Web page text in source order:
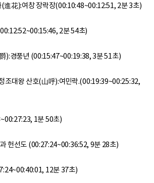
進花):여창 장락장(00:10:48~00:12:51, 2분 3초)
2분 54초)
):경풍년 (00:15:47~00:19:38, 3분 51초)
조대왕 산호(山呼):여민락.(00:19:39~00:25:32,
1분 50초)
헌선도 (00:27:24~00:36:52, 9분 28초)
12분 37초)